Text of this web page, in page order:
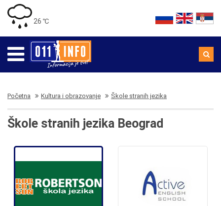
26 ℃
Početna Kultura i obrazovanje Škole stranih jezika
Škole stranih jezika Beograd